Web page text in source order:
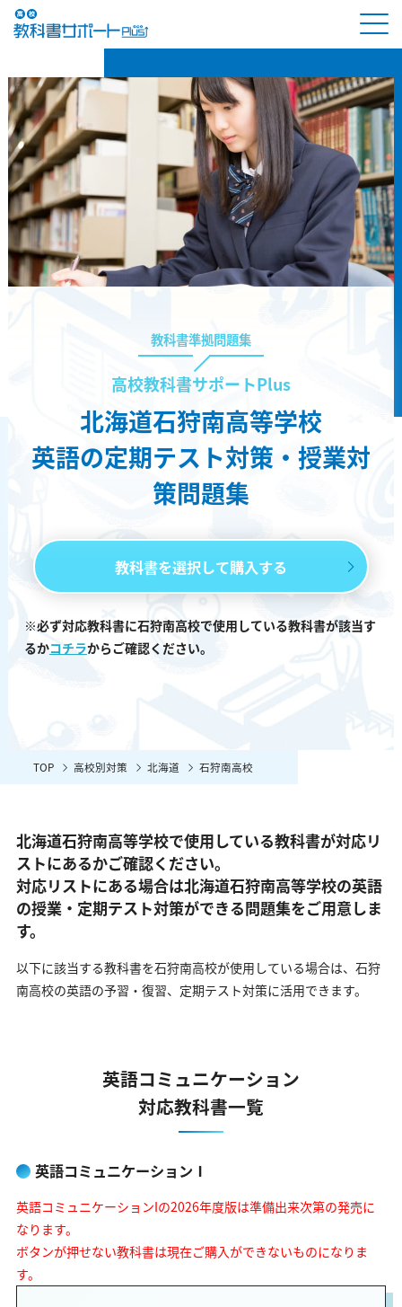
教科書準拠問題集
高校教科書サポートPlus
北海道石狩南高等学校
英語の定期テスト対策・授業対
策問題集
教科書を選択して購入する
※必ず対応教科書に石狩南高校で使用している教科書が該当す
るかコチラからご確認ください。
TOP 高校別対策 北海道 石狩南高校
北海道石狩南高等学校で使用している教科書が対応リ
ストにあるかご確認ください。
対応リストにある場合は北海道石狩南高等学校の英語
の授業・定期テスト対策ができる問題集をご用意しま
す。
以下に該当する教科書を石狩南高校が使用している場合は、 石狩
南高校の英語の予習・復習、定期テスト対策に活用できます。
英語コミュニケーション
対応教科書一覧
英語コミュニケーションⅠ
英語コミュニケーションIの2026年度版は準備出来次第の発売に
なります。
ボタンが押せない教科書は現在ご購入ができないものになりま
す。